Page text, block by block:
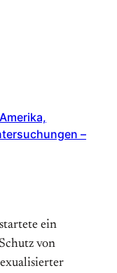
–
ein
von